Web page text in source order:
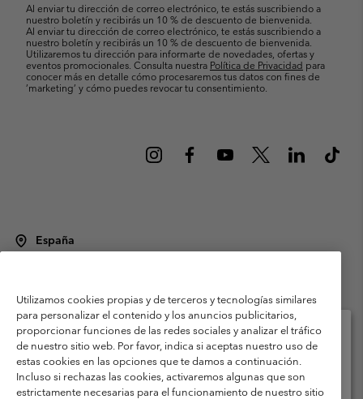
Al enviar tu dirección de correo electrónico, te estás suscribiendo a
nuestro boletín y recibirás un 10 % de descuento de bienvenida.
Al enviar tu dirección de correo electrónico, te estás suscribiendo a
nuestro boletín y recibirás un 10 % de descuento de bienvenida.
Utilizaremos tu dirección para informarte de novedades, ofertas y
eventos promocionales. Consulta nuestra Política de Privacidad para
conocer más en detalle cómo procesaremos tus datos con fines de
’marketing’ y cómo puedes revocar tu consentimiento.
España
Condiciones de uso
Terminos de Venta
Garantía
Política de Privacidad
Términos y condiciones del programa de miembros
Términos De Uso Del Contenido Generado Por Los Usuarios
Utilizamos cookies propias y de terceros y tecnologías similares
para personalizar el contenido y los anuncios publicitarios,
proporcionar funciones de las redes sociales y analizar el tráfico
de nuestro sitio web. Por favor, indica si aceptas nuestro uso de
estas cookies en las opciones que te damos a continuación.
Incluso si rechazas las cookies, activaremos algunas que son
estrictamente necesarias para el funcionamiento de nuestro sitio
Selecciona tu país e idioma envío
Compras en línea disponibles